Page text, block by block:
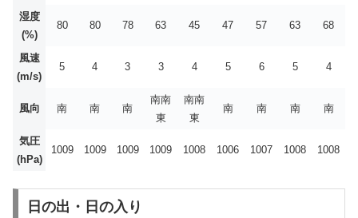
湿度
(%)
80 80 78 63 45 47 57 63 68
風速
(m/s)
5 4 3 3 4 5 6 5 4
風向 南 南 南
南南
東
南南
東
南 南 南 南
気圧
(hPa)
1009 1009 1009 1009 1008 1006 1007 1008 1008
日の出・日の入り